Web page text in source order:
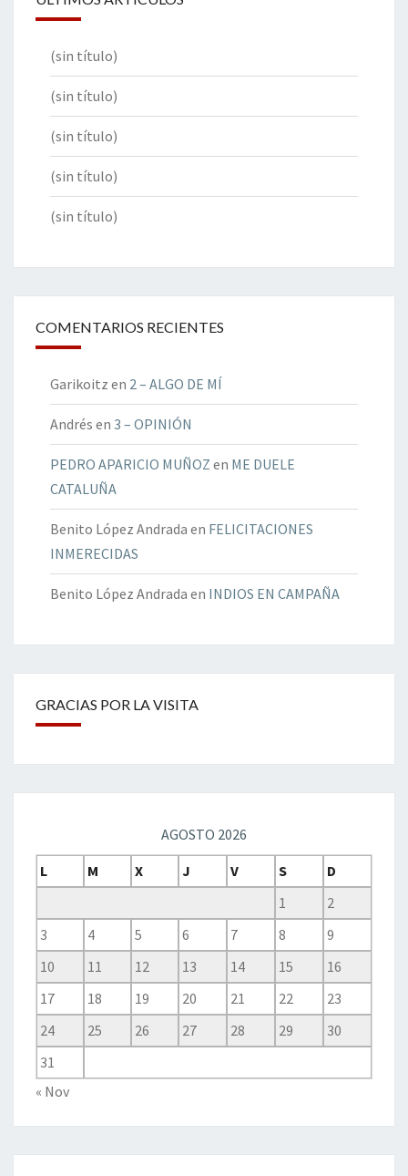
(sin título)
(sin título)
(sin título)
(sin título)
(sin título)
COMENTARIOS RECIENTES
Garikoitz en 2 – ALGO DE MÍ
Andrés en 3 – OPINIÓN
PEDRO APARICIO MUÑOZ en ME DUELE
CATALUÑA
Benito López Andrada en FELICITACIONES
INMERECIDAS
Benito López Andrada en INDIOS EN CAMPAÑA
GRACIAS POR LA VISITA
AGOSTO 2026
L
M X J V S
D
1
2
3
4 5 6 7 8
9
10
11 12 13 14 15
16
17
18 19 20 21 22
23
24
25 26 27 28 29
30
31
« Nov